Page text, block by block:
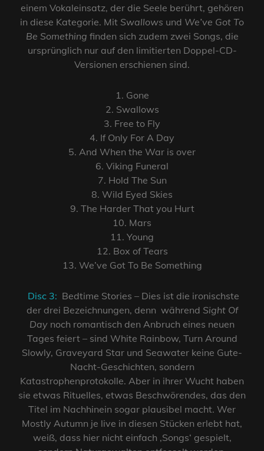
einem Vokaleinsatz, der die Seele berührt, gehören
in diese Kategorie. Mit Swallows und We’ve Got To
Be Something finden sich zudem zwei Songs, die
ursprünglich nur auf den limitierten Doppel-CD-
Versionen erschienen sind.
1. Gone
2. Swallows
3. Free to Fly
4. If Only For A Day
5. And When the War is over
6. Viking Funeral
7. Hold The Sun
8. Wild Eyed Skies
9. The Harder That you Hurt
10. Mars
11. Young
12. Box of Tears
13. We’ve Got To Be Something
Disc 3: Bedtime Stories – Dies ist die ironischste
der drei Bezeichnungen, denn während Sight Of
Day noch romantisch den Anbruch eines neuen
Tages feiert – sind White Rainbow, Turn Around
Slowly, Graveyard Star und Seawater keine Gute-
Nacht-Geschichten, sondern
Katastrophenprotokolle. Aber in ihrer Wucht haben
sie etwas Rituelles, etwas Beschwörendes, das den
Titel im Nachhinein sogar plausibel macht. Wer
Mostly Autumn je live in diesen Stücken erlebt hat,
weiß, dass hier nicht einfach ‚Songs‘ gespielt,